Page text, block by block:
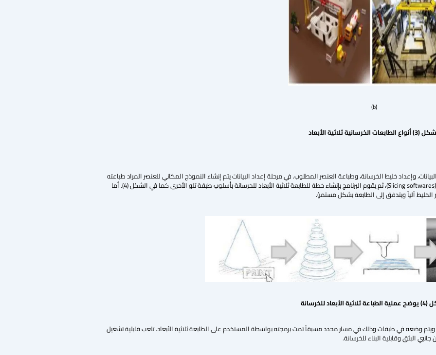
(b)
(
3) أنواع الطابعات الخرسانية ثلاثية الأبعاد
وإعداد خليط الخرسانة، وطباعة العنصر المطلوب. في مرحلة إعداد البيانات يتم إنشاء النموذج المكاني للعنصر المراد طباعته
بمساعدة الحاسبوب. ثم يتم تقطيع الجسم الى طبقات باستخدام أحد برامج التقطيع (Slicing softwares)، ثم يقوم البرنامج بإنشاء خطة للطابعة ثلاثية الأبعاد للخرسانة بأسلوب طبقة تلو الأخرى كما في الشكل (4). أما
الخليط آلياً ويتدفق إلى الطابعة بشكل مستمر).
(
4) يوضح عملية الطباعة ثلاثية الأبعاد للخرسانة
وضعه في طبقات وذلك في مسار محدد مسبقاً تمت برمجته بواسطة المستخدم على الطابعة ثلاثية الأبعاد. تلعب قابلية تشغيل